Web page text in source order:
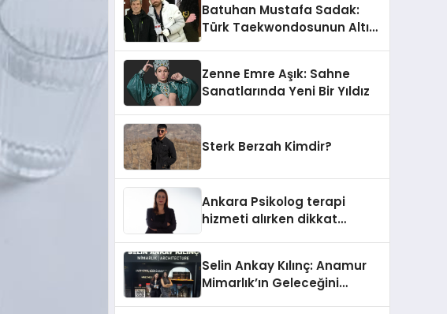
Batuhan Mustafa Sadak:
Türk Taekwondosunun Altın
Zenne Emre Aşık: Sahne
Sanatlarında Yeni Bir Yıldız
Sterk Berzah Kimdir?
Ankara Psikolog terapi
hizmeti alırken dikkat
Selin Ankay Kılınç: Anamur
Mimarlık’ın Geleceğini